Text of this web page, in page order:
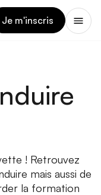
Je m'inscris
! Retrouvez
mais aussi de
la formation